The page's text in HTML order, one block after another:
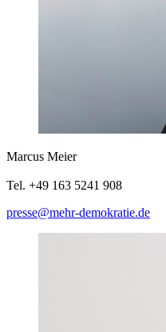
Marcus Meier
Tel. +49 163 5241 908
presse@mehr-demokratie.de